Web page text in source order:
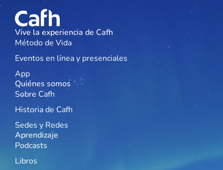
Vive la experiencia de Cafh
Método de Vida
Eventos en línea y presenciales
App
Quiénes somos
Sobre Cafh
Historia de Cafh
Sedes y Redes
Aprendizaje
Podcasts
Libros